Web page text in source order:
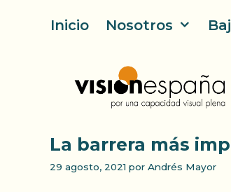
Inicio Nosotros
La barrera más
29 agosto, 2021 por Andrés Mayor